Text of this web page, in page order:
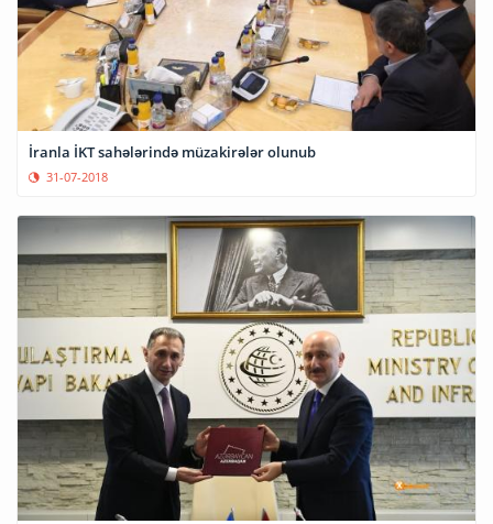
İranla İKT sahələrində müzakirələr olunub
31-07-2018